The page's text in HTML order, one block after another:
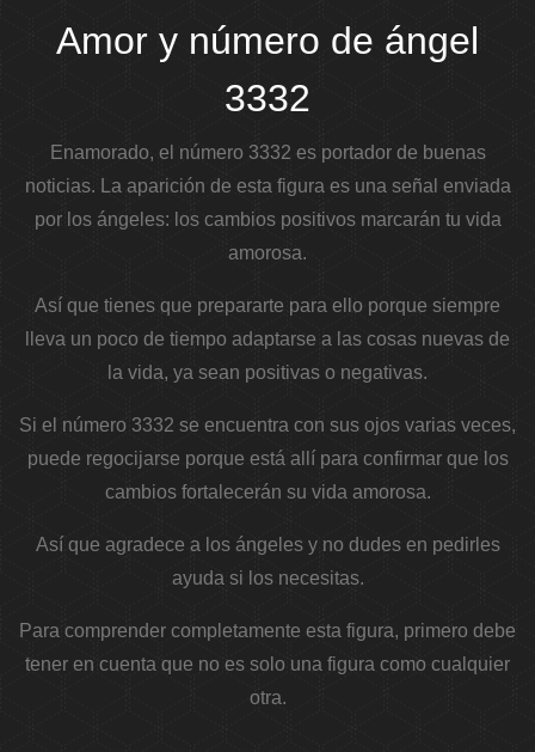
Amor y número de ángel
3332
Enamorado, el número 3332 es portador de buenas
noticias. La aparición de esta figura es una señal enviada
por los ángeles: los cambios positivos marcarán tu vida
amorosa.
Así que tienes que prepararte para ello porque siempre
lleva un poco de tiempo adaptarse a las cosas nuevas de
la vida, ya sean positivas o negativas.
Si el número 3332 se encuentra con sus ojos varias veces,
puede regocijarse porque está allí para confirmar que los
cambios fortalecerán su vida amorosa.
Así que agradece a los ángeles y no dudes en pedirles
ayuda si los necesitas.
Para comprender completamente esta figura, primero debe
tener en cuenta que no es solo una figura como cualquier
otra.